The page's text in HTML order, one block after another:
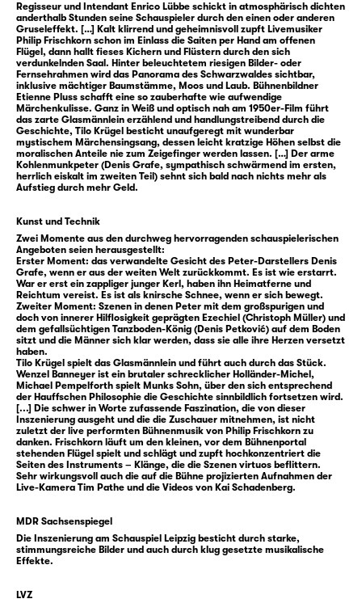
Doch Peters Wunsch, immer genauso viel
Geld zu haben wie der erfolgreiche Ezechiel,
erweist sich als Fehlspekulation: Peter nimmt
Ezechiel beim Würfeln das Geld ab. So
lange, bis keiner von beiden mehr einen Taler
hat. Und Peter steht mit leeren Taschen da.
Seine Wut darüber will Peter am
Glasmännlein auslassen. Aber wo das
Glasmännlein ist, da wartet auch der
Holländer-Michel in der Nähe, als ein
skrupelloser Wunsch-Erfüller für alle, die die
große Gier umtreibt. Lebendiges Herz gegen
unbegrenzten Kredit, lautet Holländer-
Michels Geschäftsmodell. Peter willigt ein
und trägt ab da Stein statt Herz.
Sein Aufstieg beginnt. Bis er realisiert: Fast
niemand um ihn herum hat überhaupt noch
ein Herz. Aber: Einen Wunsch hat Peter beim
Glasmännlein bis zuletzt immer noch frei …
Der Schwarzwald in Wilhelm Hauffs „Das
kalte Herz“ ist ein sagenhafter Zauberwald.
Ein Ort, an dem Holz zu Kohle und Glas
verwandelt wird — und zu Geld und Erfolg.
Eine Fabrik der Träume vom schnellen
begehrt — Glück, Gier und ganze
Lebenswege. Ein sehr erwachsenes Märchen
über den schönen Schein und ein Herz aus
Regisseur und Intendant Enrico Lübbe schickt in atmosphärisch dichten
anderthalb Stunden seine Schauspieler durch den einen oder anderen
Gruseleffekt. […] Kalt klirrend und geheimnisvoll zupft Livemusiker
Philip Frischkorn schon im Einlass die Saiten per Hand am offenen
Flügel, dann hallt fieses Kichern und Flüstern durch den sich
verdunkelnden Saal. Hinter beleuchtetem riesigen Bilder- oder
Fernsehrahmen wird das Panorama des Schwarzwaldes sichtbar,
inklusive mächtiger Baumstämme, Moos und Laub. Bühnenbildner
Etienne Pluss schafft eine so zauberhafte wie aufwendige
Märchenkulisse. Ganz in Weiß und optisch nah am 1950er-Film führt
das zarte Glasmännlein erzählend und handlungstreibend durch die
Geschichte, Tilo Krügel besticht unaufgeregt mit wunderbar
mystischem Märchensingsang, dessen leicht kratzige Höhen selbst die
moralischen Anteile nie zum Zeigefinger werden lassen. […] Der arme
Kohlenmunkpeter (Denis Grafe, sympathisch schwärmend im ersten,
herrlich eiskalt im zweiten Teil) sehnt sich bald nach nichts mehr als
Aufstieg durch mehr Geld.
Kunst und Technik
Zwei Momente aus den durchweg hervorragenden schauspielerischen
Angeboten seien herausgestellt:
Erster Moment: das verwandelte Gesicht des Peter-Darstellers Denis
Grafe, wenn er aus der weiten Welt zurückkommt. Es ist wie erstarrt.
War er erst ein zappliger junger Kerl, haben ihn Heimatferne und
Reichtum vereist. Es ist als knirsche Schnee, wenn er sich bewegt.
Zweiter Moment: Szenen in denen Peter mit dem großspurigen und
doch von innerer Hilflosigkeit geprägten Ezechiel (Christoph Müller) und
dem gefallsüchtigen Tanzboden-König (Denis Petković) auf dem Boden
sitzt und die Männer sich klar werden, dass sie alle ihre Herzen versetzt
haben.
Tilo Krügel spielt das Glasmännlein und führt auch durch das Stück.
Wenzel Banneyer ist ein brutaler schrecklicher Holländer-Michel,
Michael Pempelforth spielt Munks Sohn, über den sich entsprechend
der Hauffschen Philosophie die Geschichte sinnbildlich fortsetzen wird.
[...] Die schwer in Worte zufassende Faszination, die von dieser
Inszenierung ausgeht und die die Zuschauer mitnehmen, ist nicht
zuletzt der live performten Bühnenmusik von Philip Frischkorn zu
danken. Frischkorn läuft um den kleinen, vor dem Bühnenportal
stehenden Flügel spielt und schlägt und zupft hochkonzentriert die
Seiten des Instruments – Klänge, die die Szenen virtuos beflittern.
Sehr wirkungsvoll auch die auf die Bühne projizierten Aufnahmen der
Live-Kamera Tim Pathe und die Videos von Kai Schadenberg.
MDR Sachsenspiegel
Die Inszenierung am Schauspiel Leipzig besticht durch starke,
stimmungsreiche Bilder und auch durch klug gesetzte musikalische
Effekte.
LVZ